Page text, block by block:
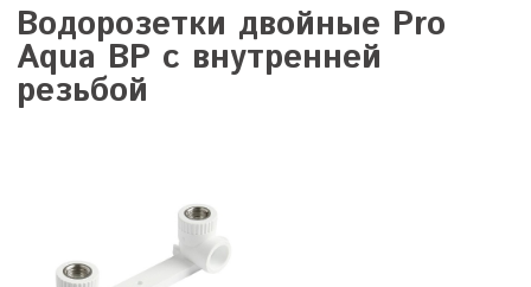
Водорозетки двойные Pro
Aqua ВР с внутренней
резьбой